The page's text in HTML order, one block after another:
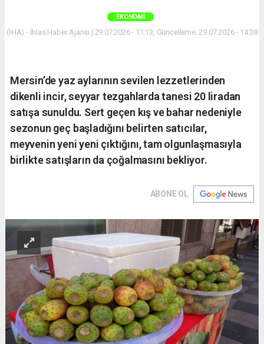
EKONOMI
(İHA) - İhlas Haber Ajansı | 29.07.2026 - 11:13, Güncelleme: 29.07.2026 - 14:38
Mersin’de yaz aylarının sevilen lezzetlerinden
dikenli incir, seyyar tezgahlarda tanesi 20 liradan
satışa sunuldu. Sert geçen kış ve bahar nedeniyle
sezonun geç başladığını belirten satıcılar,
meyvenin yeni yeni çıktığını, tam olgunlaşmasıyla
birlikte satışların da çoğalmasını bekliyor.
ABONE OL